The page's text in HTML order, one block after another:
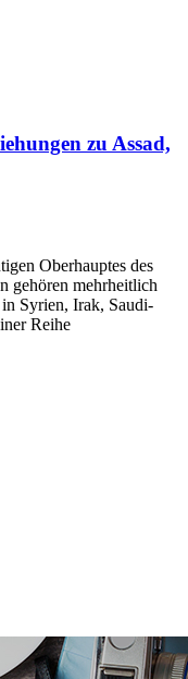
zu Assad,
Oberhauptes des
gehören mehrheitlich
Syrien, Irak, Saudi-
Reihe